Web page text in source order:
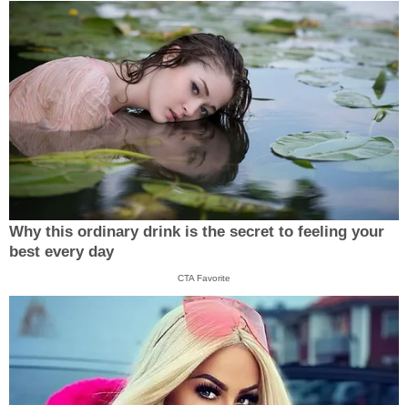
Why this ordinary drink is the secret to feeling your
best every day
CTA Favorite